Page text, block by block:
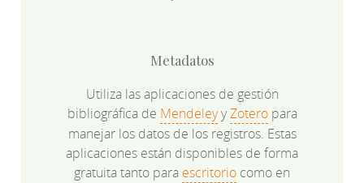
Metadatos
Utiliza las aplicaciones de gestión
bibliográfica de MendeleyyZoteropara
manejar los datos de los registros. Estas
aplicaciones están disponibles de forma
gratuita tanto para escritorio como en